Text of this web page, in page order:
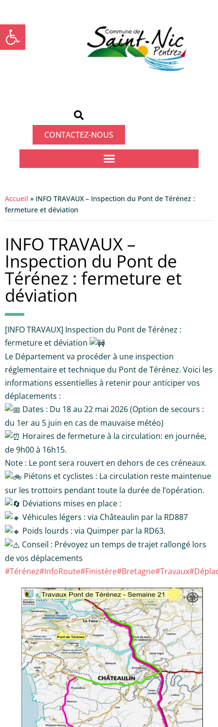
CONTACTEZ-NOUS
Accueil » INFO TRAVAUX – Inspection du Pont de Térénez :
fermeture et déviation
INFO TRAVAUX –
Inspection du Pont de
Térénez : fermeture et
déviation
[INFO TRAVAUX] Inspection du Pont de Térénez :
fermeture et déviation
Le Département va procéder à une inspection
réglementaire et technique du Pont de Térénez. Voici les
informations essentielles à retenir pour anticiper vos
déplacements :
Dates : Du 18 au 22 mai 2026 (Option de secours :
du 1er au 5 juin en cas de mauvaise météo)
Horaires de fermeture à la circulation: en journée,
de 9h00 à 16h15.
Note : Le pont sera rouvert en dehors de ces créneaux.
Piétons et cyclistes : La circulation reste maintenue
sur les trottoirs pendant toute la durée de l’opération.
Déviations mises en place :
Véhicules légers : via Châteaulin par la RD887
Poids lourds : via Quimper par la RD63.
Conseil : Prévoyez un temps de trajet rallongé lors
de vos déplacements
#Térénez#InfoRoute#Finistère#Bretagne#Travaux
Ouvrir la barre d’outils